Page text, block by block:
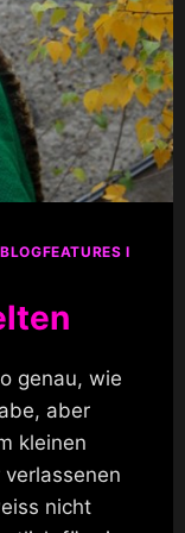
BLOGFEATURES I
genau, wie
aber
kleinen
nicht